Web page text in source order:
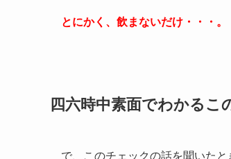
とにかく、飲まないだけ・・・。
四六時中素面でわかるこ
で、このチェックの話を聞いたと